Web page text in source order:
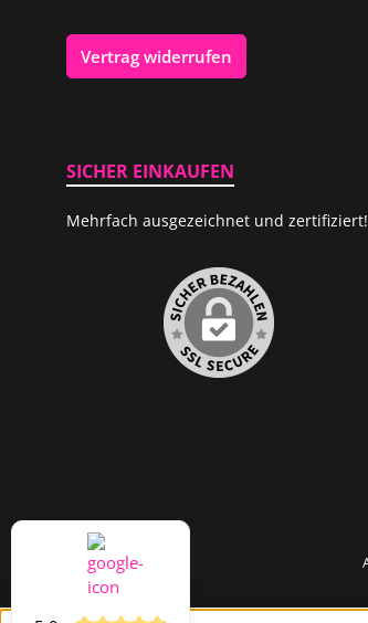
Vertrag widerrufen
SICHER EINKAUFEN
Mehrfach ausgezeichnet und zertifiziert!